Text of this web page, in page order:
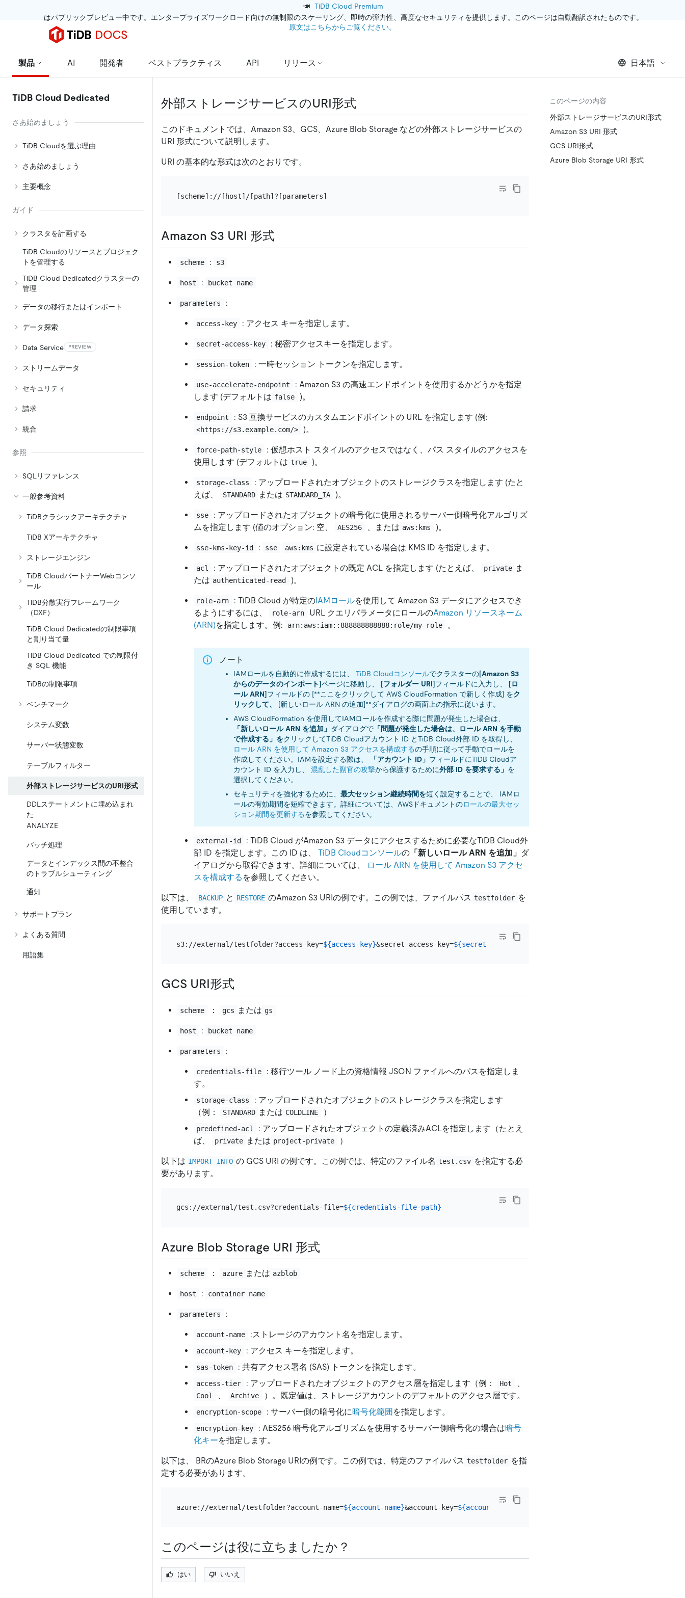
📣 TiDB Cloud Premium
はパブリックプレビュー中です。エンタープライズワークロード向けの無制限のスケーリング、即時の弾力性、高度なセキュリティを提供します。このページは自動翻訳されたものです。
原文はこちらからご覧ください。
製品 AI 開発者 ベストプラクティス API リリース 日本語
TiDB Cloud Dedicated
さあ始めましょう
TiDB Cloudを選ぶ理由
さあ始めましょう
主要概念
ガイド
クラスタを計画する
TiDB Cloudのリソースとプロジェク
トを管理する
TiDB Cloud Dedicatedクラスターの
管理
データの移行またはインポート
データ探索
Data Service PREVIEW
ストリームデータ
セキュリティ
請求
統合
参照
SQLリファレンス
一般参考資料
TiDBクラシックアーキテクチャ
TiDB Xアーキテクチャ
ストレージエンジン
TiDB CloudパートナーWebコンソ
ール
TiDB分散実行フレームワーク
（DXF）
TiDB Cloud Dedicatedの制限事項
と割り当て量
TiDB Cloud Dedicated での制限付
き SQL 機能
TiDBの制限事項
ベンチマーク
システム変数
サーバー状態変数
テーブルフィルター
外部ストレージサービスのURI形式
DDLステートメントに埋め込まれ
た
ANALYZE
バッチ処理
データとインデックス間の不整合
のトラブルシューティング
通知
サポートプラン
よくある質問
用語集
外部ストレージサービスのURI形式
このドキュメントでは、Amazon S3、GCS、Azure Blob Storage などの外部ストレージサービスの
URI 形式について説明します。
URI の基本的な形式は次のとおりです。
Amazon S3 URI 形式
scheme : s3
host : bucket name
parameters :
access-key : アクセス キーを指定します。
secret-access-key : 秘密アクセスキーを指定します。
session-token : 一時セッション トークンを指定します。
use-accelerate-endpoint
: Amazon S3 の高速エンドポイントを使用するかどうかを指定
します (デフォルトは false )。
endpoint : S3 互換サービスのカスタムエンドポイントの URL を指定します (例:
<https://s3.example.com/> )。
force-path-style
: 仮想ホスト スタイルのアクセスではなく、パス スタイルのアクセスを
使用します (デフォルトは true )。
storage-class
: アップロードされたオブジェクトのストレージクラスを指定します (たと
えば、
STANDARD または STANDARD_IA )。
sse
: アップロードされたオブジェクトの暗号化に使用されるサーバー側暗号化アルゴリズ
ムを指定します (値のオプション: 空、
AES256 、または aws:kms )。
sse-kms-key-id : sse aws:kms に設定されている場合は KMS ID を指定します。
acl : アップロードされたオブジェクトの既定 ACL を指定します (たとえば、 private ま
たは authenticated-read )。
role-arn : TiDB Cloud が特定のIAMロールを使用して Amazon S3 データにアクセスでき
るようにするには、
role-arn URL クエリパラメータにロールのAmazon リソースネーム
(ARN)を指定します。例: arn:aws:iam::888888888888:role/my-role 。
ノート
IAMロールを自動的に作成するには、 TiDB Cloudコンソールでクラスターの[Amazon S3
からのデータのインポート]ページに移動し、 [フォルダー URI] フィールドに入力し、
[ロ
ール ARN] フィールドの [**ここをクリックして AWS CloudFormation で新しく作成] をク
リックして、 [新しいロール ARN の追加]**ダイアログの画面上の指示に従います。
AWS CloudFormation を使用してIAMロールを作成する際に問題が発生した場合は、
「新しいロール ARN を追加」 ダイアログで 「問題が発生した場合は、ロール ARN を手動
で作成する」をクリックしてTiDB Cloudアカウント ID とTiDB Cloud外部 ID を取得し、
ロール ARN を使用して Amazon S3 アクセスを構成するの手順に従って手動でロールを
作成してください。IAMを設定する際は、
「アカウント ID」 フィールドにTiDB Cloudア
カウント ID を入力し、 混乱した副官の攻撃から保護するために外部 ID を要求する」 を
選択してください。
セキュリティを強化するために、 最大セッション継続時間を短く設定することで、 IAMロ
ールの有効期間を短縮できます。詳細については、AWSドキュメントのロールの最大セッ
ション期間を更新するを参照してください。
external-id
: TiDB Cloud がAmazon S3 データにアクセスするために必要なTiDB Cloud外
部 ID を指定します。この ID は、 TiDB Cloudコンソールの 「新しいロール ARN を追加」 ダ
イアログから取得できます。詳細については、
ロール ARN を使用して Amazon S3 アクセ
スを構成する を参照してください。
以下は、 BACKUP と RESTORE のAmazon S3 URIの例です。この例では、ファイルパス testfolder を
使用しています。
s3://external/testfolder?access-key=${access-key}&secret-access-key=${secret-access-key}
GCS URI形式
scheme ： gcs または gs
host : bucket name
parameters :
credentials-file
: 移行ツール ノード上の資格情報 JSON ファイルへのパスを指定しま
す。
storage-class
: アップロードされたオブジェクトのストレージクラスを指定します
（例：
STANDARD または COLDLINE ）
predefined-acl
: アップロードされたオブジェクトの定義済みACLを指定します（たとえ
ば、
private または project-private ）
以下は IMPORT INTO の GCS URI の例です。この例では、特定のファイル名 test.csv を指定する必
要があります。
gcs://external/test.csv?credentials-file=${credentials-file-path}
Azure Blob Storage URI 形式
scheme ： azure または azblob
host : container name
parameters :
account-name :ストレージのアカウント名を指定します。
account-key : アクセス キーを指定します。
sas-token : 共有アクセス署名 (SAS) トークンを指定します。
access-tier : アップロードされたオブジェクトのアクセス層を指定します（例： Hot 、
Cool 、 Archive ）。既定値は、ストレージアカウントのデフォルトのアクセス層です。
encryption-scope : サーバー側の暗号化に暗号化範囲を指定します。
encryption-key : AES256 暗号化アルゴリズムを使用するサーバー側暗号化の場合は暗号
化キーを指定します。
以下は、 BRのAzure Blob Storage URIの例です。この例では、特定のファイルパス testfolder を指
定する必要があります。
azure://external/testfolder?account-name=${account-name}&account-key=${account-key}
このページは役に立ちましたか？
はい いいえ
このページの内容
外部ストレージサービスのURI形式
Amazon S3 URI 形式
GCS URI形式
Azure Blob Storage URI 形式